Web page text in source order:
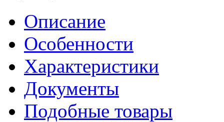
Описание
Особенности
Характеристики
Документы
Подобные товары